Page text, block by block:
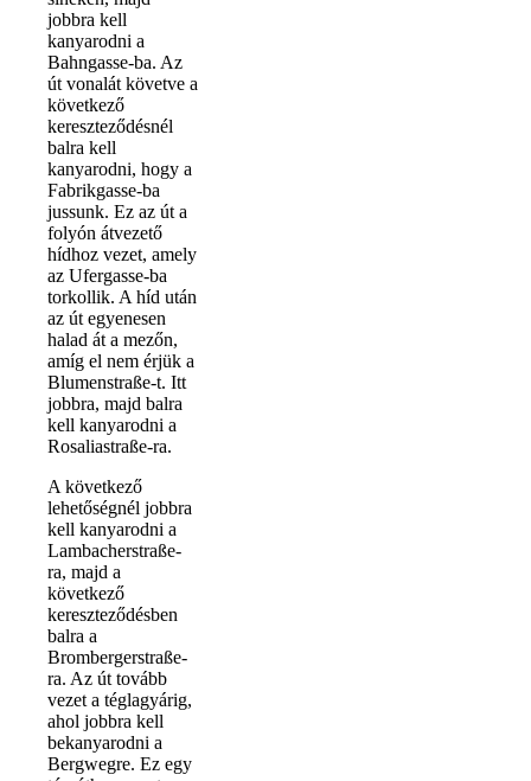
jobbra kell
kanyarodni a
Bahngasse-ba. Az
út vonalát követve a
következő
kereszteződésnél
balra kell
kanyarodni, hogy a
Fabrikgasse-ba
jussunk. Ez az út a
folyón átvezető
hídhoz vezet, amely
az Ufergasse-ba
torkollik. A híd után
az út egyenesen
halad át a mezőn,
amíg el nem érjük a
Blumenstraße-t. Itt
jobbra, majd balra
kell kanyarodni a
Rosaliastraße-ra.
A következő
lehetőségnél jobbra
kell kanyarodni a
Lambacherstraße-
ra, majd a
következő
kereszteződésben
balra a
Brombergerstraße-
ra. Az út tovább
vezet a téglagyárig,
ahol jobbra kell
bekanyarodni a
Bergwegre. Ez egy